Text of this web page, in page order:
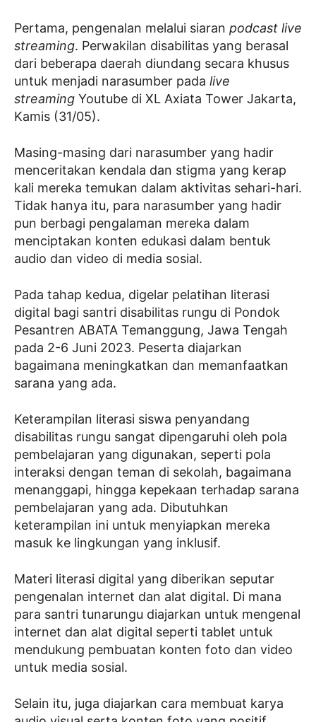
Pertama, pengenalan melalui siaran podcast live
streaming. Perwakilan disabilitas yang berasal
dari ​beberapa daerah diundang secara khusus
untuk menjadi narasumber pada live
streaming Youtube di XL Axiata Tower Jakarta,
Kamis (31/05).
Masing-masing dari narasumber yang hadir
menceritakan kendala dan stigma yang kerap
kali mereka temukan dalam aktivitas sehari-hari.
Tidak hanya itu, para narasumber yang hadir
pun berbagi pengalaman mereka dalam
menciptakan konten edukasi dalam bentuk
audio dan video di media sosial.
Pada tahap kedua, digelar pelatihan literasi
digital bagi santri disabilitas rungu di Pondok
Pesantren ABATA Temanggung, Jawa Tengah
pada 2-6 Juni 2023. Peserta diajarkan
bagaimana meningkatkan dan memanfaatkan
sarana yang ada.
Keterampilan literasi siswa penyandang
disabilitas rungu sangat dipengaruhi oleh pola
pembelajaran yang digunakan, seperti pola
interaksi dengan teman di sekolah, bagaimana
menanggapi, hingga kepekaan terhadap sarana
pembelajaran yang ada. Dibutuhkan
keterampilan ini untuk menyiapkan mereka
masuk ke lingkungan yang inklusif.
Materi literasi digital yang diberikan seputar
pengenalan internet dan alat digital. Di mana
para santri tunarungu diajarkan untuk mengenal
internet dan alat digital seperti tablet untuk
mendukung pembuatan konten foto dan video
untuk media sosial.
Selain itu, juga diajarkan cara membuat karya